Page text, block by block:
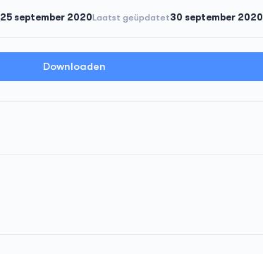
25 september 2020Laatst geüpdatet30 september 2020
Downloaden